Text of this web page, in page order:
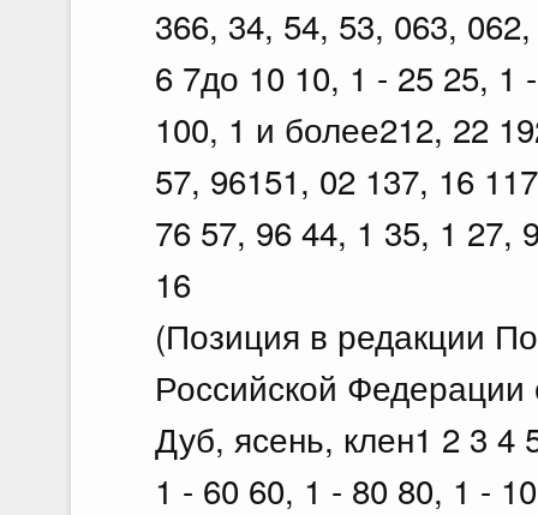
366, 34, 54, 53, 063,
6 7до 10 10, 1 - 25 25, 1
100, 1 и более212, 22
57, 96151, 02 137, 16
76 57, 96 44, 1 35, 1 27,
16
(Позиция в редакции
Российской
Дуб, ясень, клен1 2 3 4
1 - 60 60, 1 - 80 80, 1 -